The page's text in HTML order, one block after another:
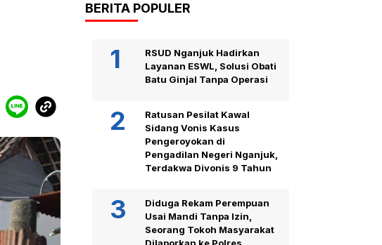
BERITA POPULER
RSUD Nganjuk Hadirkan
Layanan ESWL, Solusi Obati
Batu Ginjal Tanpa Operasi
Ratusan Pesilat Kawal
Sidang Vonis Kasus
Pengeroyokan di
Pengadilan Negeri Nganjuk,
Terdakwa Divonis 9 Tahun
Diduga Rekam Perempuan
Usai Mandi Tanpa Izin,
Seorang Tokoh Masyarakat